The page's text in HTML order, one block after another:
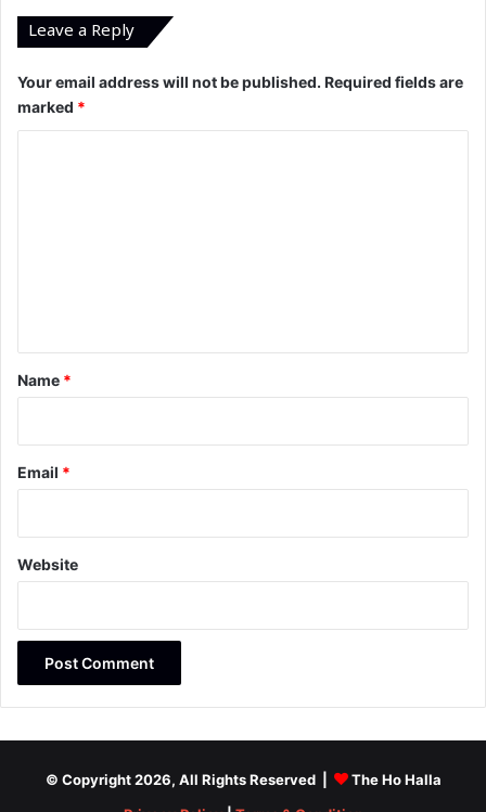
Leave a Reply
Your email address will not be published. Required fields are
marked *
*
Name *
Email *
Website
© Copyright 2026, All Rights Reserved |
The Ho Halla